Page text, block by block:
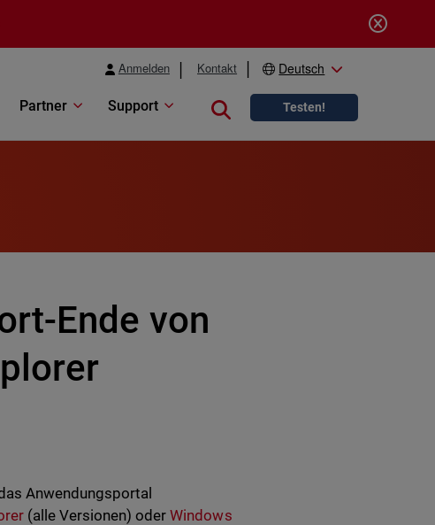
Anmelden Kontakt Deutsch
Partner Support Close search
Testen!
Ende von
Anwendungsportal
(alle Versionen) oderWindows